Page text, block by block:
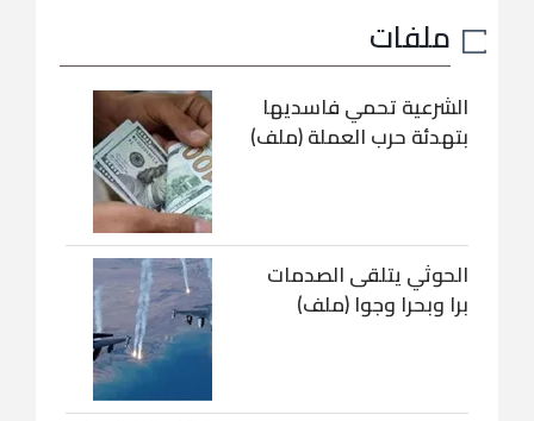
ملفات
الشرعية تحمي فاسديها
بتهدئة حرب العملة (ملف)
الحوثي يتلقى الصدمات
برا وبحرا وجوا (ملف)